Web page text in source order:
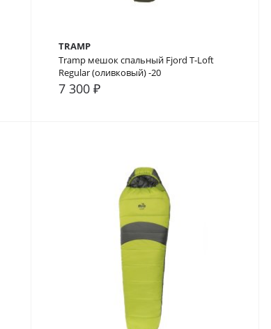
TRAMP
Tramp мешок спальный Fjord T-Loft
Regular (оливковый) -20
7 300 ₽В сравнение